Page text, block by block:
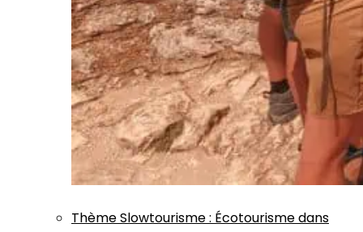
ThèmeSlowtourisme: Écotourisme dans